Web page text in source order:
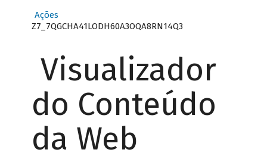
Ações
Z7_7QGCHA41LODH60A3OQA8RN14Q3
Visualizador
do Conteúdo
da Web